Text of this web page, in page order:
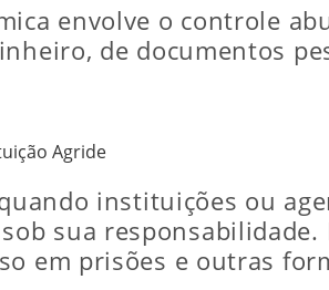
envolve o controle
de documentos
Agride
instituições ou
sua
em prisões e outras